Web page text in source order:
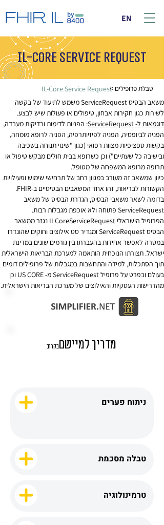
EN
IL-Core Service Request
IL-Core Service Request < טבלת פרופילים
משאב הבסיס ServiceRequest משמש לתיעוד של בקשה
לשירות כגון חקירות אבחון, טיפולים או פעולות שיש לבצע.
דוגמאות ל- ServiceRequest
: הפניות לדימות ובדיקות מעבדה,
הפניה לביופסיה, הפניה לפיזיותרפיה, הפניה לרופא מומחה,
בקשות ספציפיות מצוות רפואי (כגון "שינוי תנוחה בשכיבה
ובישיבה כל שעתיים") וכן כשרופא בבית חולים מבקש טיפול או
תרופה מרופא המשפחה של מטופל.
כיוון שמשאב זה מעורב במגוון רחב של תרחישי שימוש ופעילויות
הקשורות לבריאות, זהו אחד המשאבים הבסיסיים ב-FHIR.
בדומה לשאר משאבי הבסיס, הגדרת הבסיס של משאב
ServiceRequest פתוחה ולא אוכפת מגבלות רבות.
הפרופיל הישראלי ILCoreServiceRequest נגזר ממשאב
הבסיס ServiceRequest ומגדיר סט אילוצים וחוקים שהוגדרו
במטרה לאפשר אחידות בהעברתו בין גורמים שונים במדינת
ישראל. תצורתו הנוכחית הותאמה למערכת הבריאות הישראלית
תוך הסתכלות, למידה והתחשבות במגבלות של פרופילים דומים
בעולם ובפרט על פרופיל ServiceRequest מ- US CORE וכן
מהדרישות העסקיות והאילוצים של מערכת הבריאות הישראלית.
מדריך למיישםבקרוב
ניתוח פערים
טבלה מסכמת
טרמינולוגיה